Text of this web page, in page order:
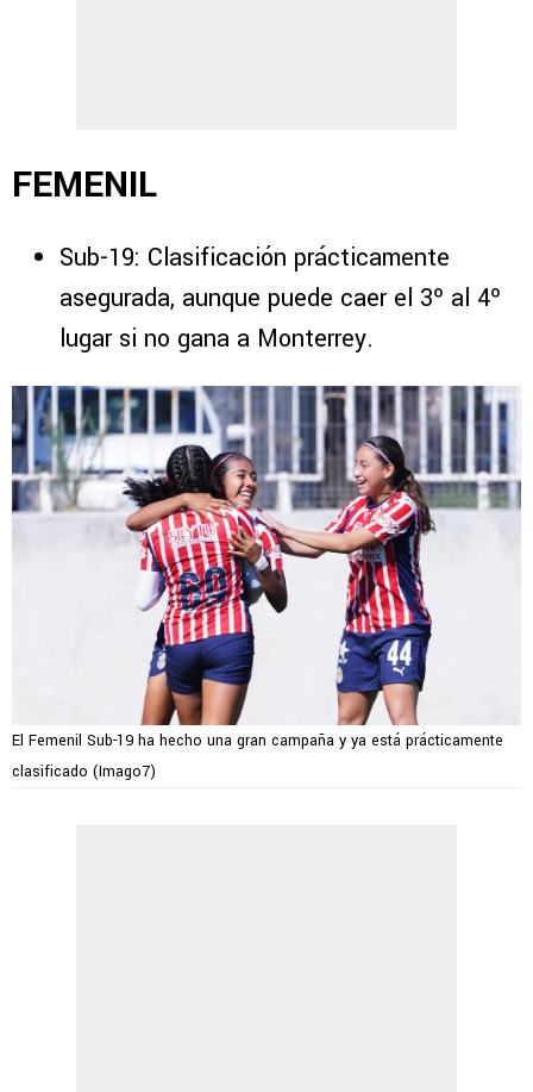
FEMENIL
Sub-19: Clasificación prácticamente
asegurada, aunque puede caer el 3º al 4º
lugar si no gana a Monterrey.
El Femenil Sub-19 ha hecho una gran campaña y ya está prácticamente
clasificado (Imago7)